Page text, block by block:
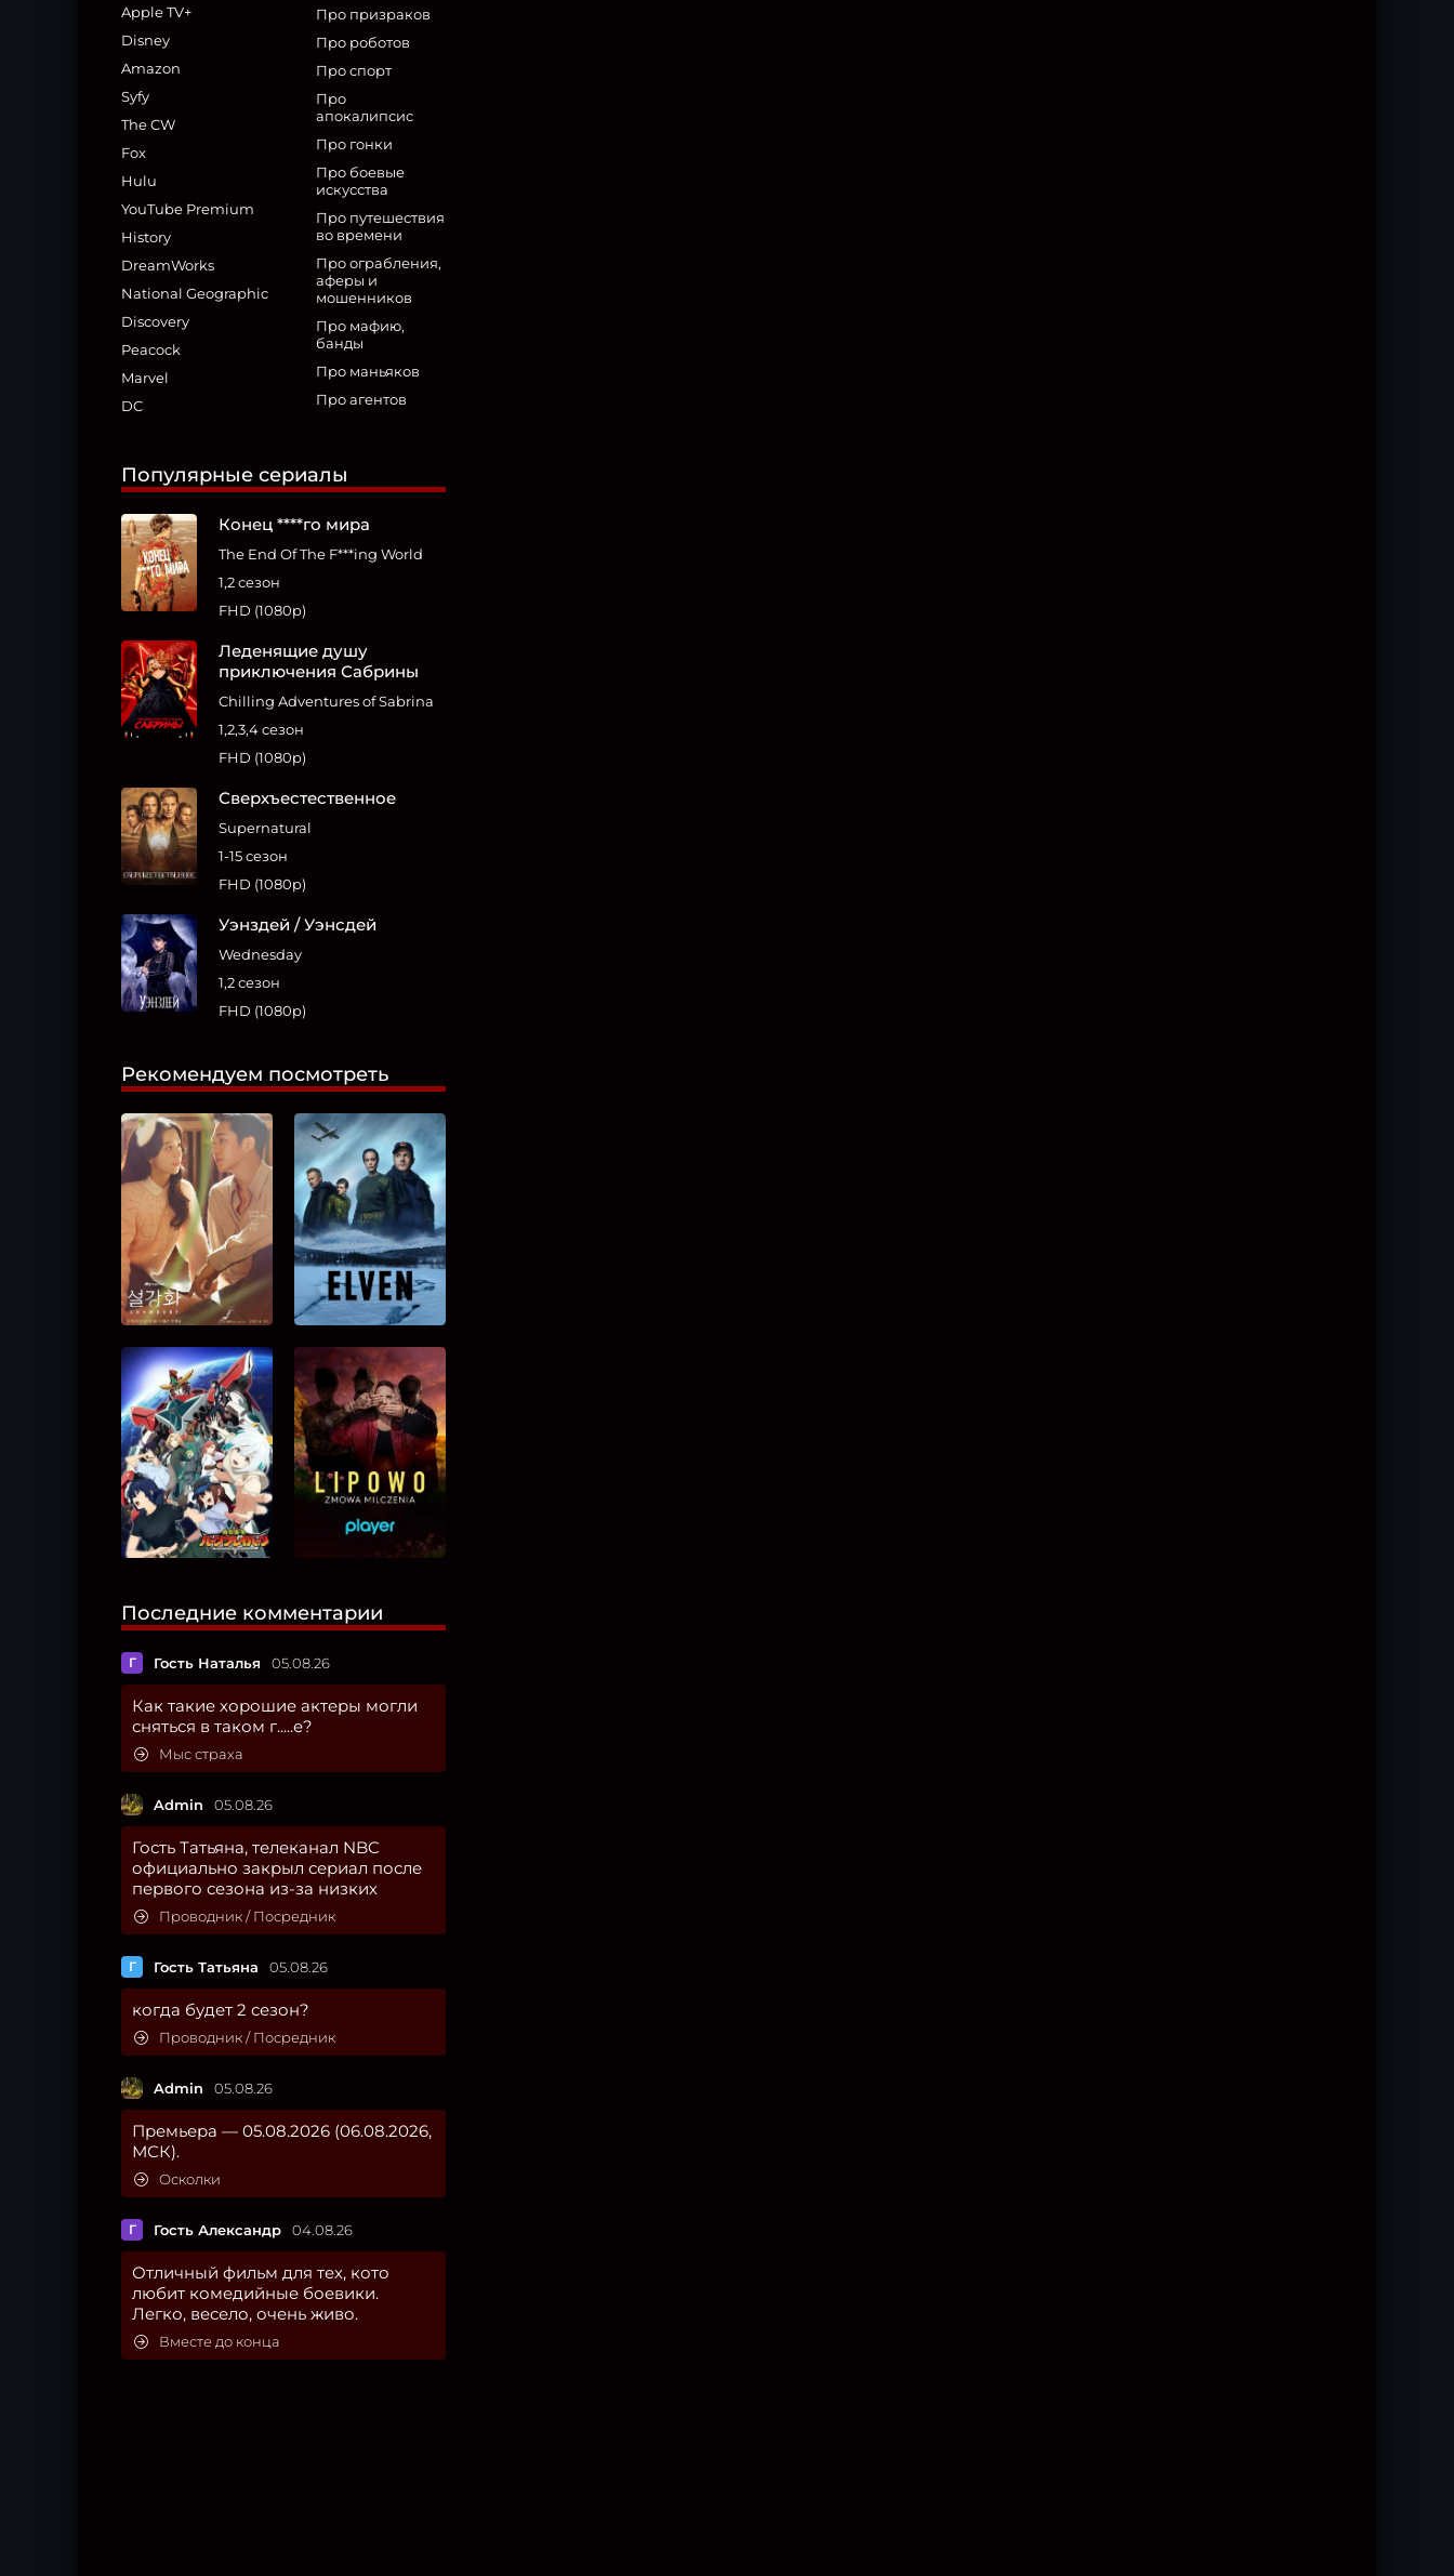
Apple TV+
Disney
Amazon
Syfy
The CW
Fox
Hulu
YouTube Premium
History
DreamWorks
National Geographic
Discovery
Peacock
Marvel
DC
Про призраков
Про роботов
Про спорт
Про
апокалипсис
Про гонки
Про боевые
искусства
Про путешествия
во времени
Про ограбления,
аферы и
мошенников
Про мафию,
банды
Про маньяков
Про агентов
Популярные сериалы
Конец ****го мира
The End Of The F***ing World
1,2 сезон
FHD (1080p)
Леденящие душу
приключения Сабрины
Chilling Adventures of Sabrina
1,2,3,4 сезон
FHD (1080p)
Сверхъестественное
Supernatural
1-15 сезон
FHD (1080p)
Уэнздей / Уэнсдей
Wednesday
1,2 сезон
FHD (1080p)
Рекомендуем посмотреть
Последние комментарии
Г Гость Наталья 05.08.26
Как такие хорошие актеры могли
сняться в таком г.....е?
Мыс страха
Admin 05.08.26
Гость Татьяна, телеканал NBC
официально закрыл сериал после
первого сезона из-за низких
Проводник / Посредник
Г Гость Татьяна 05.08.26
когда будет 2 сезон?
Проводник / Посредник
Admin 05.08.26
Премьера — 05.08.2026 (06.08.2026,
МСК).
Осколки
Г Гость Александр 04.08.26
Отличный фильм для тех, кото
любит комедийные боевики.
Легко, весело, очень живо.
Вместе до конца